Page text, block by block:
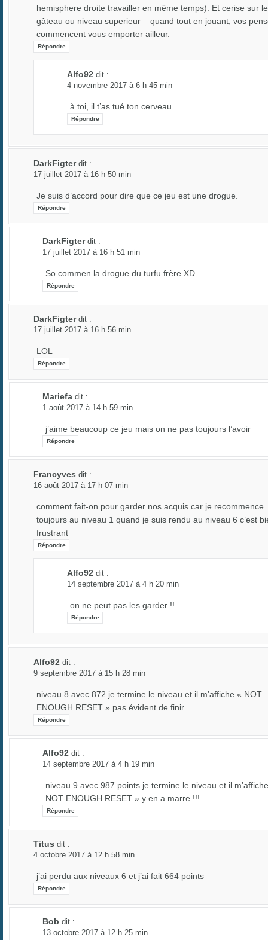
hemisphere droite travailler en même temps). Et cerise sur le
gâteau ou niveau superieur – quand tout en jouant, vos
commencent vous emporter ailleur.
Répondre
Alfo92 dit :
4 novembre 2017 à 6 h 45 min
à toi, il t’as tué ton cerveau
Répondre
DarkFigter dit :
17 juillet 2017 à 16 h 50 min
Je suis d’accord pour dire que ce jeu est une drogue.
Répondre
DarkFigter dit :
17 juillet 2017 à 16 h 51 min
So commen la drogue du turfu frère XD
Répondre
DarkFigter dit :
17 juillet 2017 à 16 h 56 min
LOL
Répondre
Mariefa dit :
1 août 2017 à 14 h 59 min
j’aime beaucoup ce jeu mais on ne pas toujours l’avoir
Répondre
Francyves dit :
16 août 2017 à 17 h 07 min
comment fait-on pour garder nos acquis car je recommence
toujours au niveau 1 quand je suis rendu au niveau 6 c’est
frustrant
Répondre
Alfo92 dit :
14 septembre 2017 à 4 h 20 min
on ne peut pas les garder !!
Répondre
Alfo92 dit :
9 septembre 2017 à 15 h 28 min
niveau 8 avec 872 je termine le niveau et il m’affiche « NOT
ENOUGH RESET » pas évident de finir
Répondre
Alfo92 dit :
14 septembre 2017 à 4 h 19 min
niveau 9 avec 987 points je termine le niveau et il
NOT ENOUGH RESET » y en a marre !!!
Répondre
Titus dit :
4 octobre 2017 à 12 h 58 min
j’ai perdu aux niveaux 6 et j’ai fait 664 points
Répondre
Bob dit :
13 octobre 2017 à 12 h 25 min